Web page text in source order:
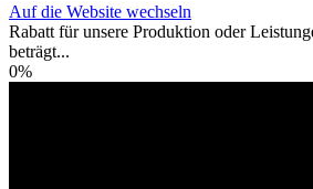
Auf die Website wechseln
Rabatt für unsere Produktion oder
beträgt...
0%